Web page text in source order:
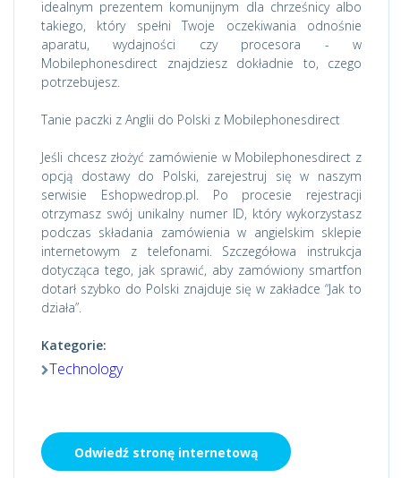
idealnym prezentem komunijnym dla chrześnicy albo
takiego, który spełni Twoje oczekiwania odnośnie
aparatu, wydajności czy procesora - w
Mobilephonesdirect znajdziesz dokładnie to, czego
potrzebujesz.
Tanie paczki z Anglii do Polski z Mobilephonesdirect
Jeśli chcesz złożyć zamówienie w Mobilephonesdirect z
opcją dostawy do Polski, zarejestruj się w naszym
serwisie Eshopwedrop.pl. Po procesie rejestracji
otrzymasz swój unikalny numer ID, który wykorzystasz
podczas składania zamówienia w angielskim sklepie
internetowym z telefonami. Szczegółowa instrukcja
dotycząca tego, jak sprawić, aby zamówiony smartfon
dotarł szybko do Polski znajduje się w zakładce “Jak to
działa”.
Kategorie:
Technology
Odwiedź stronę internetową